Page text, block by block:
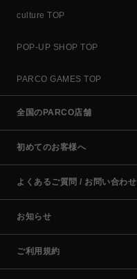
culture TOP
POP-UP SHOP TOP
PARCO GAMES TOP
全国のPARCO店舗
初めてのお客様へ
よくあるご質問 / お問い合わせ
お知らせ
ご利用規約